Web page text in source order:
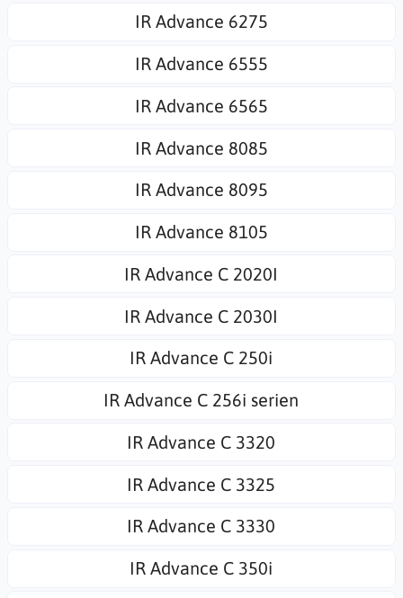
IR Advance 6275
IR Advance 6555
IR Advance 6565
IR Advance 8085
IR Advance 8095
IR Advance 8105
IR Advance C 2020I
IR Advance C 2030I
IR Advance C 250i
IR Advance C 256i serien
IR Advance C 3320
IR Advance C 3325
IR Advance C 3330
IR Advance C 350i